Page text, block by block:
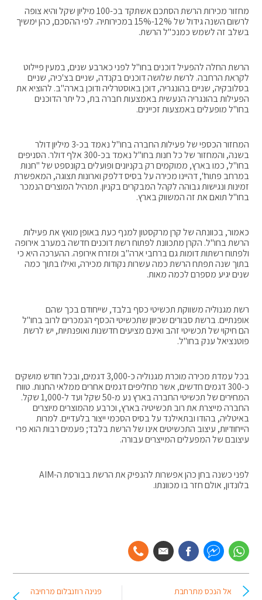
מחזור מכירות הרשת הסתכם אשתקד בכ-100 מיליון שקל והיא צופה
לרשום השנה גידול של 12%-15% במכירותיה. לפי ההסכם, כהן ימשיך
בשלב זה לשמש כמנכ"ל הרשת.
הרשת החלה להפעיל דוכנים בחו"ל לפני כארבע שנים, במעין פיילוט
לקראת הרחבה. לרשת שלושה דוכנים בקנדה, שניים בצ'כיה, שניים
בסלובקיה, שניים בהונגריה, דוכן באוסטרליה ודוכן בארה"ב. להוציא את
הפעילות בהונגריה הנעשית באמצעות חברה בת, כל יתר הדוכנים
בחו"ל מופעלים באמצעות זכיינים.
המחזור הכספי של פעילות החברה בחו"ל נאמד בכ-3 מיליון דולר
בשנה, והמחזור של כל חנות בחו"ל נאמד בכ-300 אלף דולר. הסניפים
בחו"ל, כמו בארץ, ממוקמים רק בקניונים ופועלים בקונספט של "חנות
במרחב פתוח", דהיינו מכירה על בסיס דלפק וארונות תצוגה, המאפשרת
זמינות ונגישות גבוהה לקהל המבקרים בקניון. תמהיל המוצרים הנמכר
בחו"ל תואם את זה המשווק בארץ.
כאמור, בכוונתה של קרן מרקסטון למנף כעת באופן מואץ את פעילות
הרשת בחו"ל. הקרן מתכוונת לפתוח רשת דוכנים חדשה במערב אירופה
ולפתוח רשתות דומות גם ברחבי ארה"ב ומזרח אירופה. ההערכה היא כי
בתוך שנה תפתח הרשת כמה עשרות נקודות מכירה, ואילו בתוך כמה
שנים יגיע מספרם לכמה מאות.
רשת מגנוליה משווקת תכשיטי כסף בלבד, שייחודם בכך שהם
אופנתיים. ברשת סבורים שכיוון שתכשיטי הכסף הנמכרים לרוב בחו"ל
הם חיקוי של תכשיטי זהב ואינם מציעים חדשנות ואופנתיות, יש לרשת
פוטנציאל ענק בחו"ל.
בכל עמדת מכירה מוכרת מגנוליה כ-3,000 דגמים, ובכל חודש מושקים
כ-300 דגמים חדשים, אשר מחליפים דגמים אחרים ממלאי החנות. טווח
המחירים של תכשיטי החברה בארץ נע מ-50 שקל ועד ל-1,000 שקל.
החברה מייצרת את רוב תכשיטיה בארץ, וכרבע מהמוצרים מיוצרים
באיטליה, בהודו ובתאילנד על בסיס הסכמי ייצור בלעדיים. למרות
הייחודיות, עיצוב התכשיטים אינו של הרשת בלבד; פעמים רבות הוא פרי
עיצובם של המפעלים המייצרים עבורה.
לפני כשנה בחן כהן אפשרות להנפיק את הרשת בבורסת ה-AIM
בלונדון, אולם חזר בו מכוונתו.
אל הנכס מתרחבת
פנינה רוזנבלום מרחיבה